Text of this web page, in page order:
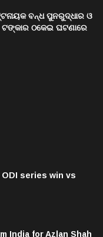
ବନ୍ଧ ପୁନରୁଦ୍ଧାର ଓ
ଠକେଇ ଘଟଣାରେ
କୋର୍ଟ ଚାଲାଣ
series win vs
India for Azlan Shah